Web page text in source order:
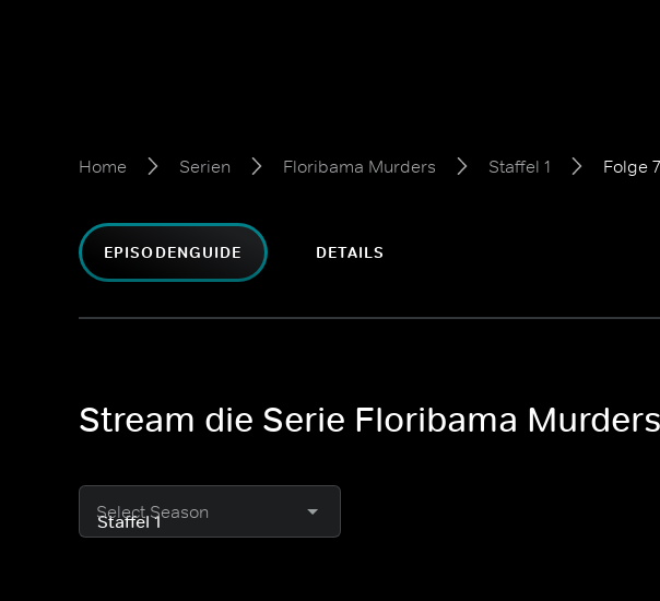
Home Serien Floribama Murders Staffel 1 Folge 7
EPISODENGUIDE DETAILS
Stream die Serie Floribama
Select Season